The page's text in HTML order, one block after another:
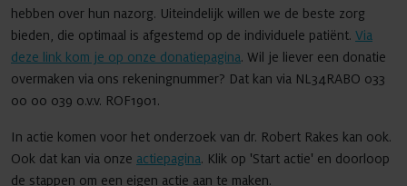
hebben over hun nazorg. Uiteindelijk willen we de beste zorg
bieden, die optimaal is afgestemd op de individuele patiënt. Via
deze link kom je op onze donatiepagina. Wil je liever een donatie
overmaken via ons rekeningnummer? Dat kan via NL34RABO 033
00 00 039 o.v.v. ROF1901.
In actie komen voor het onderzoek van dr. Robert Rakes kan ook.
Ook dat kan via onze actiepagina. Klik op 'Start actie' en doorloop
de stappen om een eigen actie aan te maken.